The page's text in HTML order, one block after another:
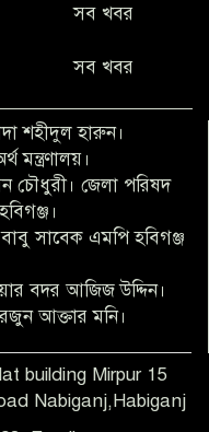
করে দিলেন প্রধান শিক্ষক
ফাউন্ডেশন মানবতার
আক্তার মনি
ওসি নির্বাচিত হলেন
মোনায়েম
পলাতক আসামি
সব খবর
সব খবর
শহীদুল হারুন।
মন্ত্রণালয়।
চৌধুরী। জেলা পরিষদ
সাবেক এমপি হবিগঞ্জ
বদর আজিজ উদ্দিন।
আক্তার মনি।
building Mirpur 15
Nabiganj,Habiganj